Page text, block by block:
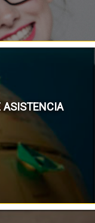
ASISTENCIA